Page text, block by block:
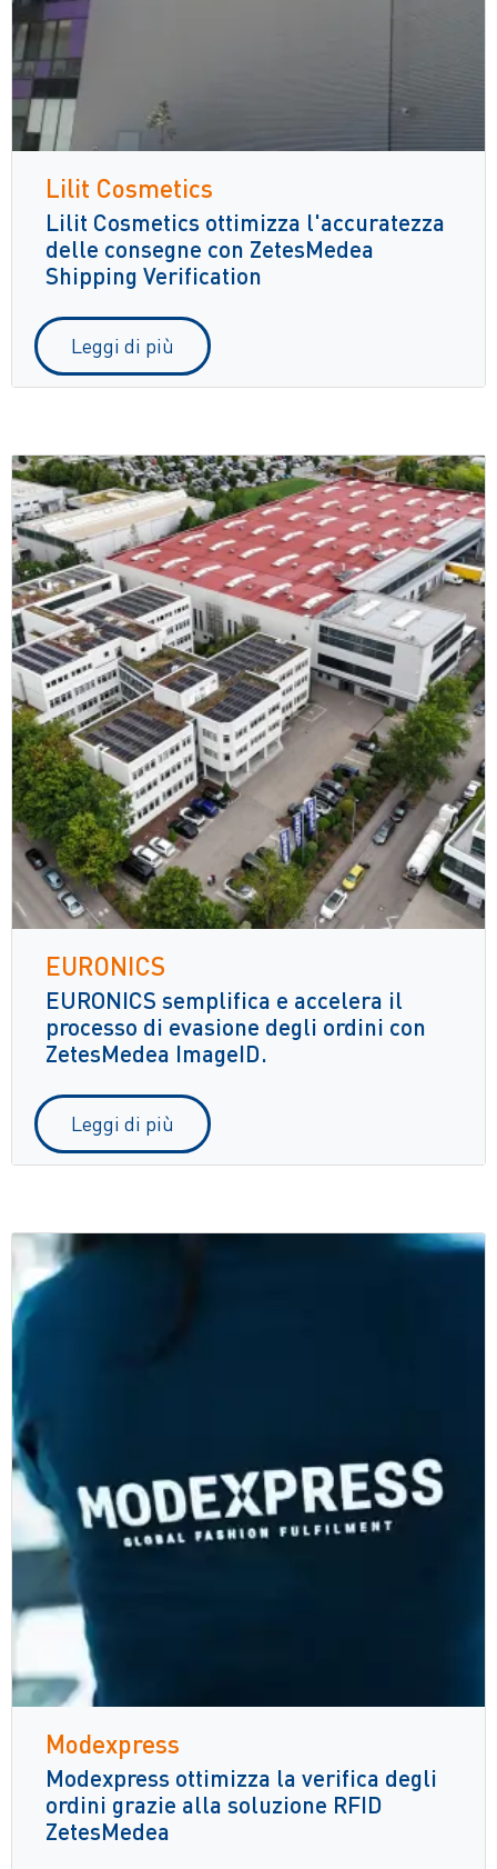
Lilit Cosmetics
Lilit Cosmetics ottimizza l'accuratezza
delle consegne con ZetesMedea
Shipping Verification
Leggi di più
EURONICS
EURONICS semplifica e accelera il
processo di evasione degli ordini con
ZetesMedea ImageID.
Leggi di più
Modexpress
Modexpress ottimizza la verifica degli
ordini grazie alla soluzione RFID
ZetesMedea